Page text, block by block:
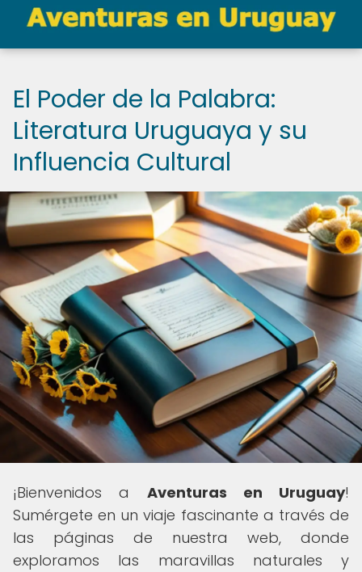
El Poder de la Palabra:
Literatura Uruguaya y su
Influencia Cultural
¡Bienvenidos a Aventuras en Uruguay!
Sumérgete en un viaje fascinante a través de
las páginas de nuestra web, donde
exploramos las maravillas naturales y